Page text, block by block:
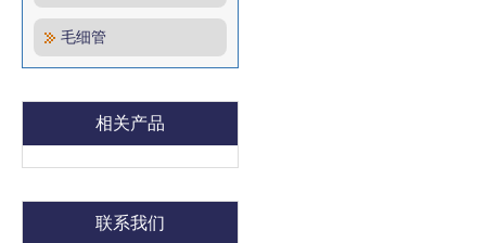
毛细管
相关产品
联系我们